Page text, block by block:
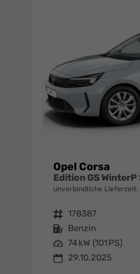
Opel Corsa
unverbindliche Lieferzeit:
Fahrzeugnr. 178387
Kraftstoff Benzin
Leistung 74 kW (101 PS)
29.10.2025